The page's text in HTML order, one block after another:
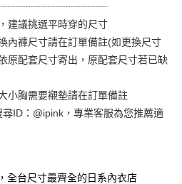
華泰商業銀行
遠東國際商業銀行
永豐商業銀行
星展（台灣）商業銀行
兆豐國際商業銀行
台中商業銀行
華泰商業銀行
遠東國際商業銀行
永豐商業銀行
中國信託商業銀行
後才付款」的支付方式。 讓您購物簡單
證，即可結帳。
建議挑選平時穿的尺寸
內褲尺寸請在訂單備註(如更換尺寸
原配套尺寸寄出，原配套尺寸若已缺
小胸需要襯墊請在訂單備註
ID：@ipink，專業客服為您推薦適
全台尺寸最齊全的日系內衣店